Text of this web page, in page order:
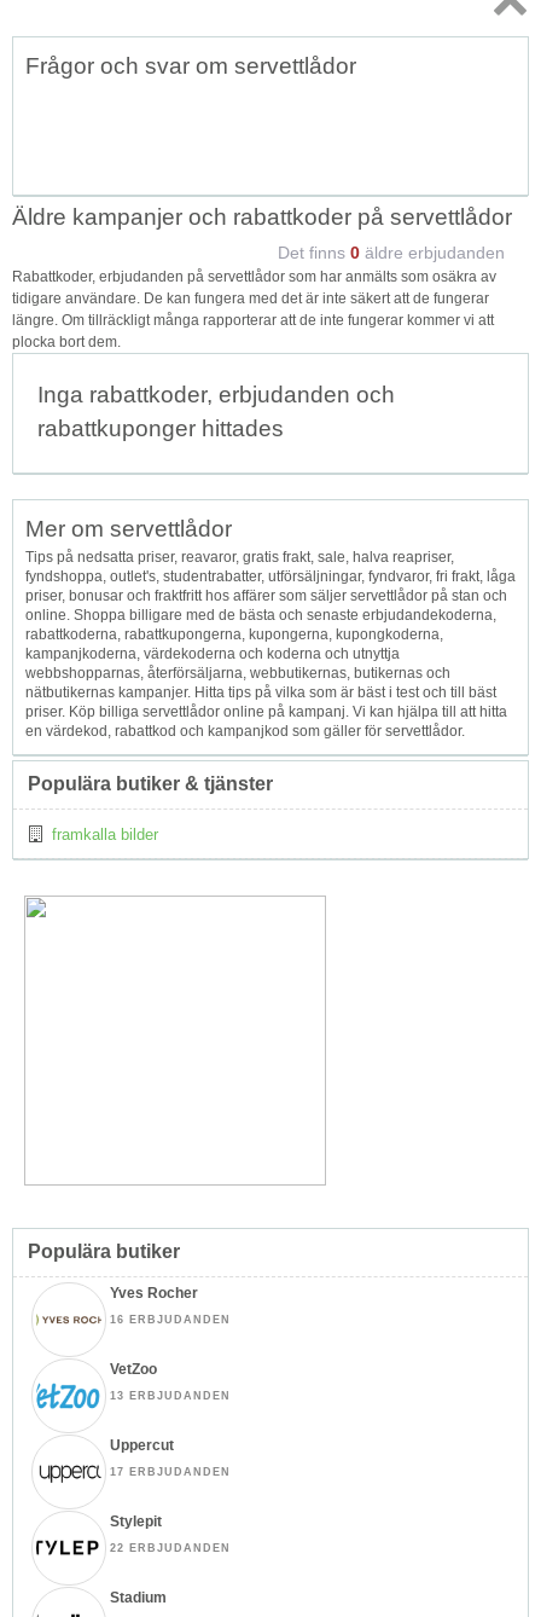
Topp
Frågor och svar om servettlådor
Äldre kampanjer och rabattkoder på servettlådor
Det finns 0 äldre erbjudanden
Rabattkoder, erbjudanden på servettlådor som har anmälts som osäkra av
tidigare användare. De kan fungera med det är inte säkert att de fungerar
längre. Om tillräckligt många rapporterar att de inte fungerar kommer vi att
plocka bort dem.
Inga rabattkoder, erbjudanden och
rabattkuponger hittades
Mer om servettlådor
Tips på nedsatta priser, reavaror, gratis frakt, sale, halva reapriser,
fyndshoppa, outlet's, studentrabatter, utförsäljningar, fyndvaror, fri frakt, låga
priser, bonusar och fraktfritt hos affärer som säljer servettlådor på stan och
online. Shoppa billigare med de bästa och senaste erbjudandekoderna,
rabattkoderna, rabattkupongerna, kupongerna, kupongkoderna,
kampanjkoderna, värdekoderna och koderna och utnyttja
webbshopparnas, återförsäljarna, webbutikernas, butikernas och
nätbutikernas kampanjer. Hitta tips på vilka som är bäst i test och till bäst
priser. Köp billiga servettlådor online på kampanj. Vi kan hjälpa till att hitta
en värdekod, rabattkod och kampanjkod som gäller för servettlådor.
Populära butiker & tjänster
framkalla bilder
Populära butiker
Yves Rocher
16 ERBJUDANDEN
VetZoo
13 ERBJUDANDEN
Uppercut
17 ERBJUDANDEN
Stylepit
22 ERBJUDANDEN
Stadium